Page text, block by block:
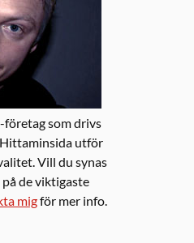
som drivs
. Hittaminsida utför
Vill du synas
de viktigaste
migför mer info.